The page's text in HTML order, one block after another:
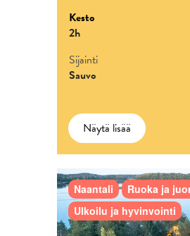
Kesto
2h
Sijainti
Sauvo
Näytä lisää
Naantali
Ruoka ja
Ulkoilu ja hyvinvointi